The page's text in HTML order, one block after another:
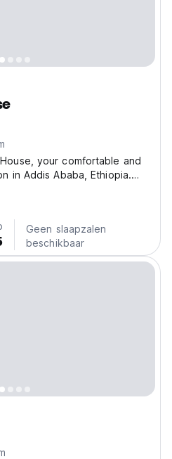
your comfortable and
in Addis Ababa, Ethiopia.
warm Ethiopian
for tourists,
Geen slaapzalen
beschikbaar